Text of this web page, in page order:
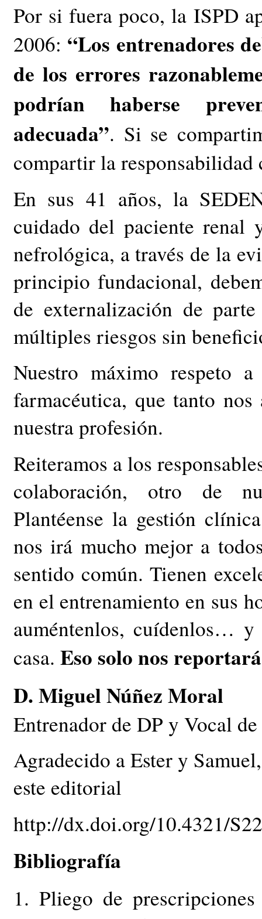
Por si fuera poco, la ISPD
2006: “Los entrenadores
de los errores
podrían haberse
adecuada”. Si se
compartir la
En sus 41 años, la
cuidado del paciente
nefrológica, a través de la
principio fundacional,
de externalización de
múltiples riesgos sin
Nuestro máximo respeto
farmacéutica, que tanto
nuestra profesión.
Reiteramos a los
colaboración, otro de
Plantéense la gestión
nos irá mucho mejor a
sentido común. Tienen
en el entrenamiento en sus
auméntenlos, cuídenlos…
casa. Eso solo nos
D. Miguel Núñez Moral
Entrenador de DP y Vocal
Agradecido a Ester y
este editorial
http://dx.doi.org/10.4321/
Bibliografía
1. Pliego de